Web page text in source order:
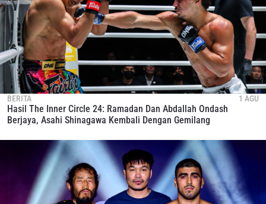
BERITA 1 AGU
Hasil The Inner Circle 24: Ramadan Dan Abdallah Ondash
Berjaya, Asahi Shinagawa Kembali Dengan Gemilang